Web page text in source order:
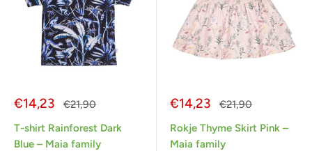
Actieprijs
€14,23
Normale
€21,90
T-shirt Rainforest Dark
Blue – Maia family
Actieprijs
€14,23
Normale
€21,90
Rokje Thyme Skirt Pink –
Maia family